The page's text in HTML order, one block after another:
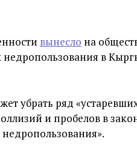
вынесло на
в
убрать ряд
и пробелов в